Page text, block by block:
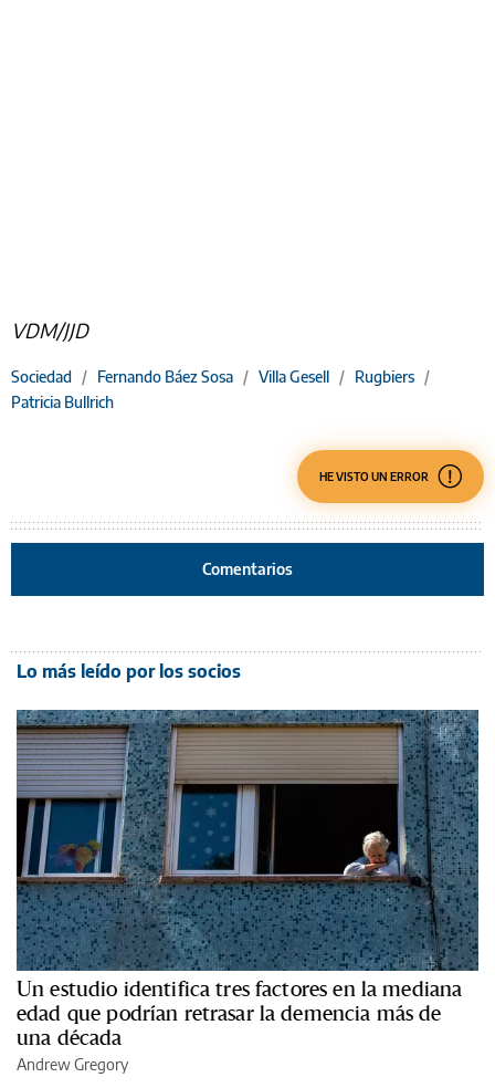
VDM/JJD
Sociedad / Fernando Báez Sosa / Villa Gesell / Rugbiers /
Patricia Bullrich
HE VISTO UN ERROR
Comentarios
Lo más leído por los socios
Un estudio identifica tres factores en la mediana
edad que podrían retrasar la demencia más de
una década
Andrew Gregory